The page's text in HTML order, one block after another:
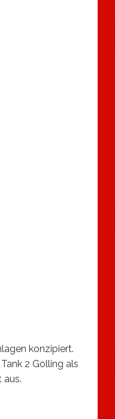
konzipiert.
2 Golling als
aus.